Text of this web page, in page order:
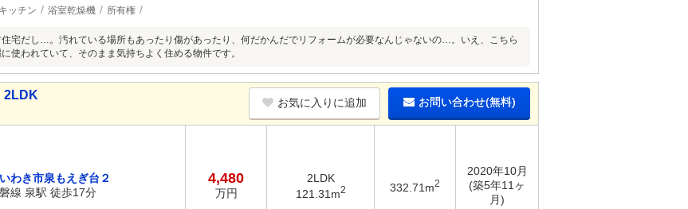
ッチン 浴室乾燥機 所有権
宅だし…。汚れている場所もあったり傷があったり、何だかんだでリフォームが必要なんじゃないの…。いえ、こちら
使われていて、そのまま気持ちよく住める物件です。
2LDK
お気に入りに追加 お問い合わせ(無料)
わき市泉もえぎ台２
磐線 泉駅 徒歩17分
4,480
万円
2LDK
121.31m2 332.71m2
2020年10月
(築5年11ヶ
月)